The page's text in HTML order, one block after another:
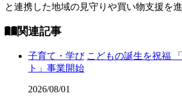
と連携した地域の見守りや買い物支援を
関連記事
子育て・学び こどもの誕生を祝福
ト」事業開始
2026/08/01